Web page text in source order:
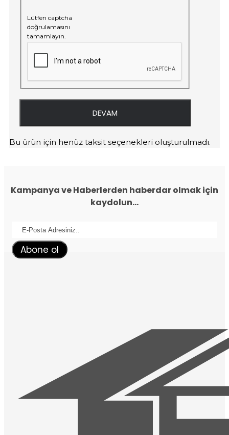
Lütfen captcha
doğrulamasını
tamamlayın.
DEVAM
Bu ürün için henüz taksit seçenekleri oluşturulmadı.
Kampanya ve Haberlerden haberdar olmak için
kaydolun...
Abone ol